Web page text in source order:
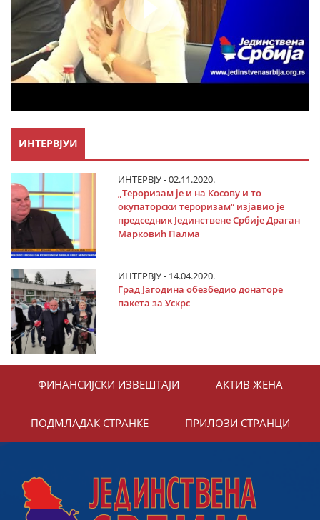
ИНТЕРВЈУИ
ИНТЕРВЈУ - 02.11.2020.
„Тероризам је и на Косову и то
окупаторски тероризам“ изјавио је
председник Јединствене Србије Драган
Марковић Палма
ИНТЕРВЈУ - 14.04.2020.
Град Јагодина обезбедио донаторе
пакета за Ускрс
ФИНАНСИЈСКИ ИЗВЕШТАЈИ АКТИВ ЖЕНА
ПОДМЛАДАК СТРАНКЕ ПРИЛОЗИ СТРАНЦИ